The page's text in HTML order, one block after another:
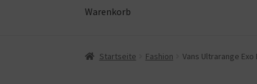
Warenkorb
Start Cookie-Richtlinie (EU) Datenschutz
Startseite Fashion Vans Ultrarange Exo